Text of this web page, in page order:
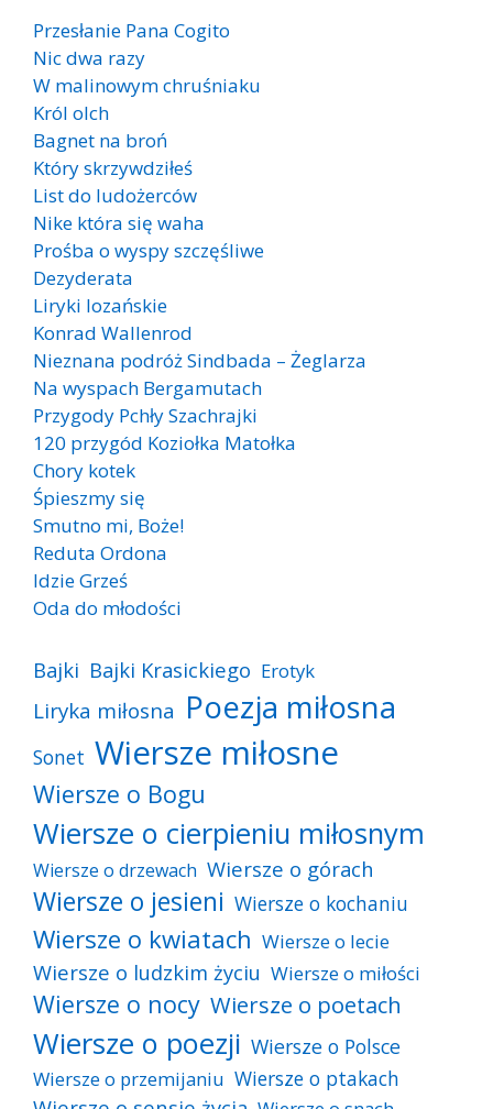
Przesłanie Pana Cogito
Nic dwa razy
W malinowym chruśniaku
Król olch
Bagnet na broń
Który skrzywdziłeś
List do ludożerców
Nike która się waha
Prośba o wyspy szczęśliwe
Dezyderata
Liryki lozańskie
Konrad Wallenrod
Nieznana podróż Sindbada – Żeglarza
Na wyspach Bergamutach
Przygody Pchły Szachrajki
120 przygód Koziołka Matołka
Chory kotek
Śpieszmy się
Smutno mi, Boże!
Reduta Ordona
Idzie Grześ
Oda do młodości
Bajki Bajki Krasickiego Erotyk
Liryka miłosna Poezja miłosna
Sonet Wiersze miłosne
Wiersze o Bogu
Wiersze o cierpieniu miłosnym
Wiersze o drzewach Wiersze o górach
Wiersze o jesieni Wiersze o kochaniu
Wiersze o kwiatach Wiersze o lecie
Wiersze o ludzkim życiu Wiersze o miłości
Wiersze o nocy Wiersze o poetach
Wiersze o poezji Wiersze o Polsce
Wiersze o przemijaniu Wiersze o ptakach